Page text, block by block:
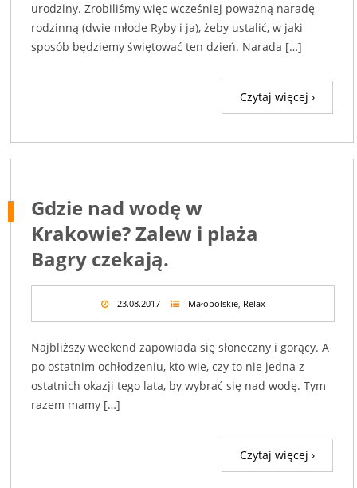
urodziny. Zrobiliśmy więc wcześniej poważną naradę
rodzinną (dwie młode Ryby i ja), żeby ustalić, w jaki
sposób będziemy świętować ten dzień. Narada […]
Czytaj więcej ›
Gdzie nad wodę w
Krakowie? Zalew i plaża
Bagry czekają.
23.08.2017 Małopolskie, Relax
Najbliższy weekend zapowiada się słoneczny i gorący. A
po ostatnim ochłodzeniu, kto wie, czy to nie jedna z
ostatnich okazji tego lata, by wybrać się nad wodę. Tym
razem mamy […]
Czytaj więcej ›